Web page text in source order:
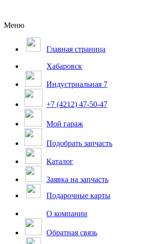
Меню
Главная страница
Хабаровск
Индустриальная 7
+7 (4212) 47-50-47
Мой гараж
Подобрать запчасть
Каталог
Заявка на запчасть
Подарочные карты
О компании
Обратная связь